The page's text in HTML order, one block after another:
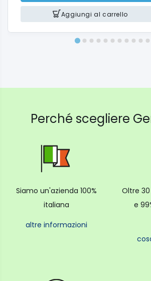
Aggiungi al carrello
Perché scegliere
Siamo un'azienda 100%
italiana
altre informazioni
Oltre
e